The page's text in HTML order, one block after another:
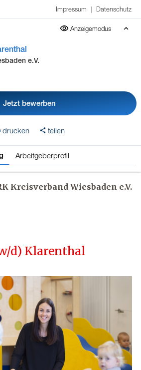
Impressum | Datenschutz
Anzeigemodus
e.V.
Jetzt bewerben
drucken teilen
Arbeitgeberprofil